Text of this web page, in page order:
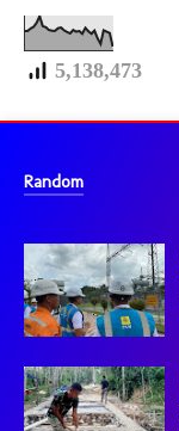
5,138,473
Random